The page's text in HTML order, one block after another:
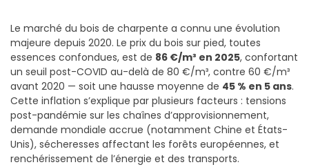
Le marché du bois de charpente a connu une évolution
majeure depuis 2020. Le prix du bois sur pied, toutes
essences confondues, est de 86 €/m³ en 2025, confortant
un seuil post-COVID au-delà de 80 €/m³, contre 60 €/m³
avant 2020 — soit une hausse moyenne de 45 % en 5 ans.
Cette inflation s’explique par plusieurs facteurs : tensions
post-pandémie sur les chaînes d’approvisionnement,
demande mondiale accrue (notamment Chine et États-
Unis), sécheresses affectant les forêts européennes, et
renchérissement de l’énergie et des transports.